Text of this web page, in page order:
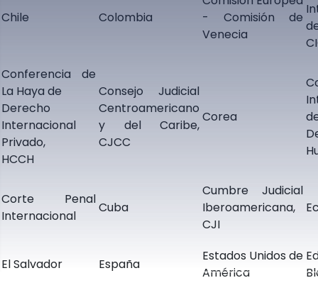
Chile Colombia
- Comisión de
Venecia
Conferencia de
La Haya de
Derecho
Internacional
Privado,
HCCH
Consejo Judicial
Centroamericano
y del Caribe,
CJCC
Corea
Corte Penal
Internacional
Cuba
Cumbre Judicial
Iberoamericana,
CJI
El Salvador España
Estados Unidos de
América